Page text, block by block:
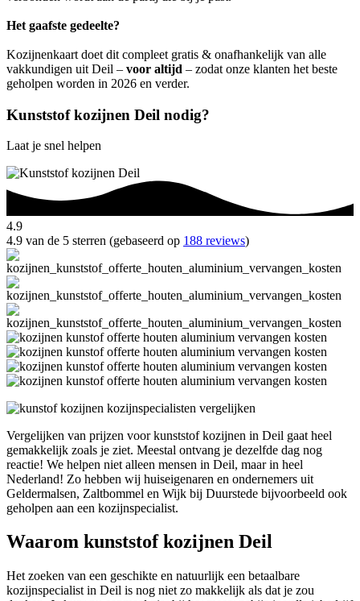
Het gaafste gedeelte?
Kozijnenkaart doet dit compleet gratis & onafhankelijk van alle
vakkundigen uit Deil – voor altijd – zodat onze klanten het beste
geholpen worden in 2026 en verder.
Kunststof kozijnen Deil nodig?
Laat je snel helpen
4.9
4.9 van de 5 sterren (gebaseerd op 188 reviews)
Vergelijken van prijzen voor kunststof kozijnen in Deil gaat heel
gemakkelijk zoals je ziet. Meestal ontvang je dezelfde dag nog
reactie! We helpen niet alleen mensen in Deil, maar in heel
Nederland! Zo hebben wij huiseigenaren en ondernemers uit
Geldermalsen, Zaltbommel en Wijk bij Duurstede bijvoorbeeld ook
geholpen aan een kozijnspecialist.
Waarom kunststof kozijnen Deil
Het zoeken van een geschikte en natuurlijk een betaalbare
kozijnspecialist in Deil is nog niet zo makkelijk als dat je zou